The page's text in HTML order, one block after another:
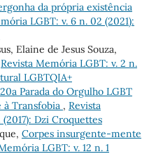
da própria existência
LGBT: v. 6 n. 02 (2021):
Elaine de Jesus Souza,
Revista Memória LGBT: v. 2 n.
LGBTQIA+
Parada do Orgulho LGBT
à Transfobia , Revista
Dzi Croquettes
Corpes insurgente-mente
LGBT: v. 12 n. 1